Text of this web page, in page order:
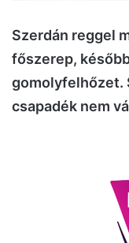
Szerdán reggel
főszerep,
gomolyfelhőzet.
csapadék nem